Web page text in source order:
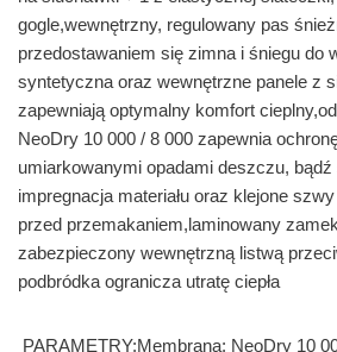
gogle,wewnętrzny, regulowany pas
przedostawaniem się zimna i śniegu do
syntetyczna oraz wewnętrzne panele z
zapewniają optymalny komfort
NeoDry 10 000 / 8 000 zapewnia
umiarkowanymi opadami deszczu,
impregnacja materiału oraz klejone
przed przemakaniem,laminowany
zabezpieczony wewnętrzną listwą
podbródka ogranicza utratę ciepła
PARAMETRY:Membrana: NeoDry 10